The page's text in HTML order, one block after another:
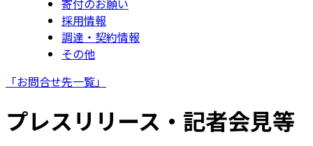
寄付のお願い
採用情報
調達・契約情報
その他
「お問合せ先一覧」
プレスリリース・記者会見等